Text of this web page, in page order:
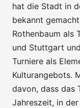
hat die Stadt in
bekannt
Rothenbaum als
und Stuttgart
Turniere als
Kulturangebots.
davon, dass
Jahreszeit, in